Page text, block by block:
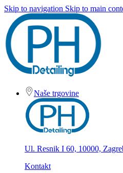
Skip to navigation Skip to main
Naše trgovine
Ul. Resnik I 60, 10000,
Kontakt